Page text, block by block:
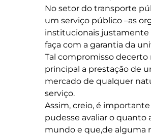
No setor do transporte
um serviço público –as
institucionais justamente
faça com a garantia da
Tal compromisso decerto
principal a prestação de
mercado de qualquer
serviço.
Assim, creio, é
pudesse avaliar o quanto
mundo e que,de alguma